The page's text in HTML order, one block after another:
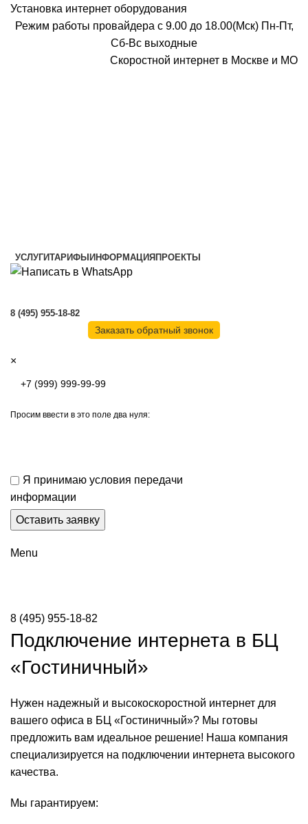
Установка интернет оборудования
Режим работы провайдера с 9.00 до 18.00(Мск) Пн-Пт,
Сб-Вс выходные
Скоростной интернет в Москве и МО
УСЛУГИТАРИФЫИНФОРМАЦИЯПРОЕКТЫ
8 (495) 955-18-82
Заказать обратный звонок
×
Просим ввести в это поле два нуля:
Я принимаю условия передачи
информации
Menu
8 (495) 955-18-82
Подключение интернета в БЦ
«Гостиничный»
Нужен надежный и высокоскоростной интернет для
вашего офиса в БЦ «Гостиничный»? Мы готовы
предложить вам идеальное решение! Наша компания
специализируется на подключении интернета высокого
качества.
Мы гарантируем: